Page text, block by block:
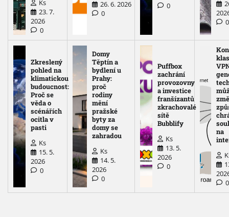
Ks
23. 7.
2026
0
26. 6. 2026
0
0
0
Zkreslený
pohled na
klimatickou
budoucnost:
Proč se
věda o
scénářích
ocitla v
pasti
Ks
15. 5.
2026
0
Domy
Těptín a
bydlení u
Prahy:
proč
rodiny
mění
pražské
byty za
domy se
zahradou
Ks
14. 5.
2026
0
Puffbox
zachrání
provozovny
a investice
franšízantů
zkrachovalé
sítě
Bubblify
Ks
13. 5.
2026
0
na
0